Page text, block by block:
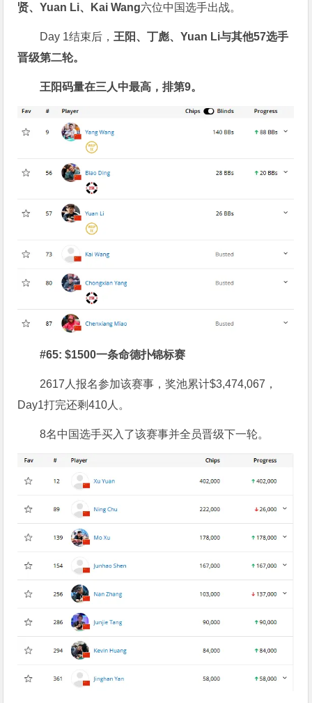
贤、Yuan Li、 Kai Wang六位中国选手出战。
Day 1结束后， 王阳、丁彪、Yuan Li与其他57选手
晋级第二轮。
王阳码量在三人中最高，排第9。
#65: $1500一条命德扑锦标赛
2617人报名参加该赛事，奖池累计$3,474,067，
Day1打完还剩410人。
8名中国选手买入了该赛事并全员晋级下一轮。